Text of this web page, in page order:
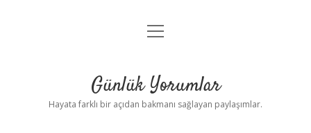
Anasayfa
Yasal Uyarı
menüyü
Günlük Yorumlar
Hayata farklı bir açıdan bakmanı sağlayan paylaşımlar.